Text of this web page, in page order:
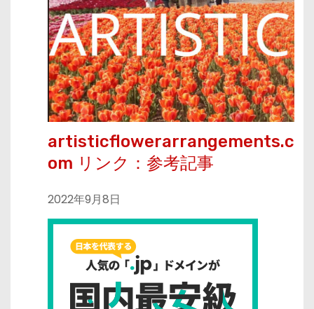
artisticflowerarrangements.c
om リンク：参考記事
2022年9月8日